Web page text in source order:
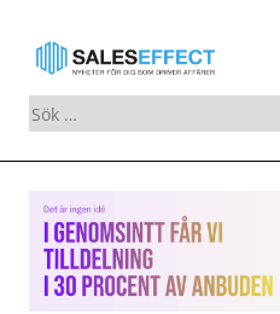
Sök
efter:
Skip
to
content